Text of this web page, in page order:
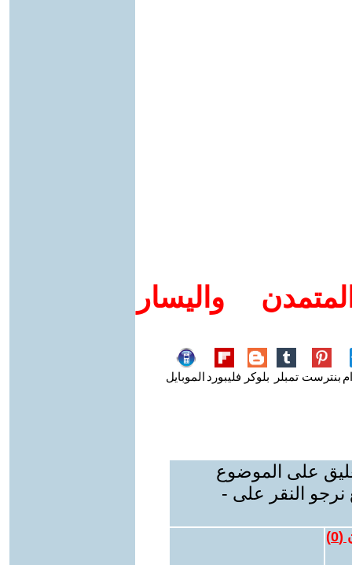
واليسار
بنترست تمبلر بلوكر فليبورد الموبايل
على الموضوع
نرجو النقر على -
(
0
)